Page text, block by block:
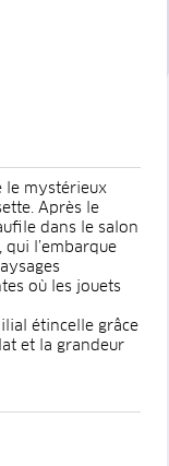
le mystérieux
Après le
dans le salon
l’embarque
où les jouets
étincelle grâce
et la grandeur